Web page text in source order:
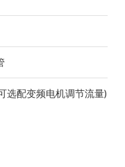
选配变频电机调节流量)